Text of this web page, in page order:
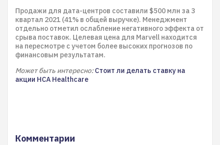
Продажи для дата-центров составили $500 млн за 3
квартал 2021 (41% в общей выручке). Менеджмент
отдельно отметил ослабление негативного эффекта от
срыва поставок. Целевая цена для Marvell находится
на пересмотре с учетом более высоких прогнозов по
финансовым результатам.
Может быть интересно: Стоит ли делать ставку на
акции HCA Healthcare
Комментарии